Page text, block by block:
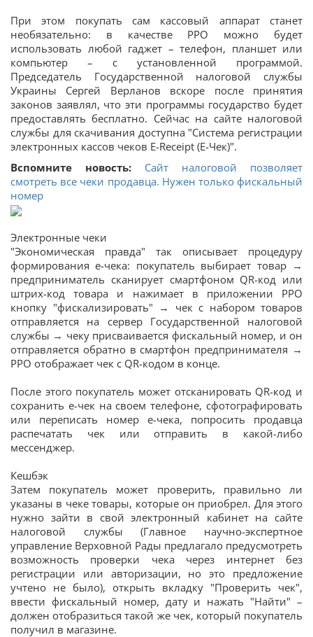
При этом покупать сам кассовый аппарат станет
необязательно: в качестве РРО можно будет
использовать любой гаджет – телефон, планшет или
компьютер – с установленной программой.
Председатель Государственной налоговой службы
Украины Сергей Верланов вскоре после принятия
законов заявлял, что эти программы государство будет
предоставлять бесплатно. Сейчас на сайте налоговой
службы для скачивания доступна "Система регистрации
электронных кассов чеков E-Receipt (Е-Чек)".
Вспомните новость: Сайт налоговой позволяет
смотреть все чеки продавца. Нужен только фискальный
номер
Электронные чеки
"Экономическая правда" так описывает процедуру
формирования е-чека: покупатель выбирает товар →
предприниматель сканирует смартфоном QR-код или
штрих-код товара и нажимает в приложении РРО
кнопку "фискализировать" → чек с набором товаров
отправляется на сервер Государственной налоговой
службы → чеку присваивается фискальный номер, и он
отправляется обратно в смартфон предпринимателя →
РРО отображает чек с QR-кодом в конце.
После этого покупатель может отсканировать QR-код и
сохранить е-чек на своем телефоне, сфотографировать
или переписать номер е-чека, попросить продавца
распечатать чек или отправить в какой-либо
мессенджер.
Кешбэк
Затем покупатель может проверить, правильно ли
указаны в чеке товары, которые он приобрел. Для этого
нужно зайти в свой электронный кабинет на сайте
налоговой службы (Главное научно-экспертное
управление Верховной Рады предлагало предусмотреть
возможность проверки чека через интернет без
регистрации или авторизации, но это предложение
учтено не было), открыть вкладку "Проверить чек",
ввести фискальный номер, дату и нажать "Найти" –
должен отобразиться такой же чек, который покупатель
получил в магазине.